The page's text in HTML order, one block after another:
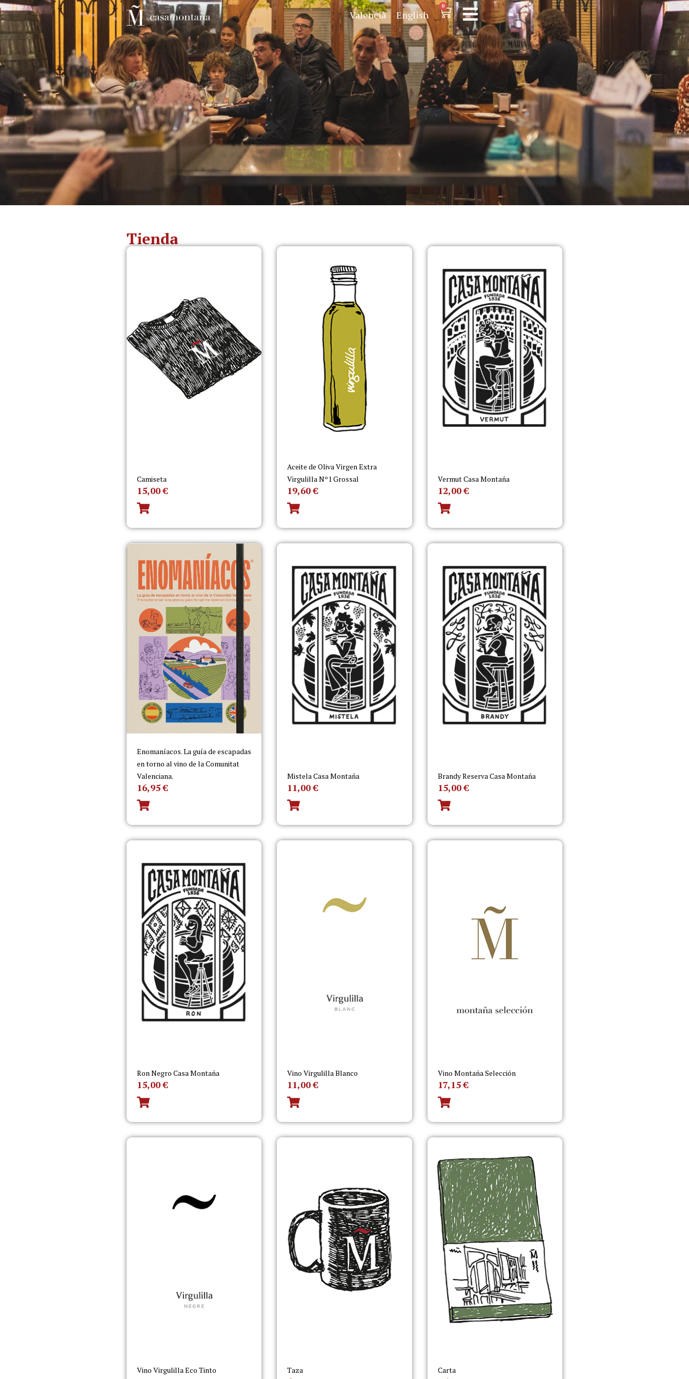
Valencià English
0
Tienda
Camiseta
15,00€
Aceite de Oliva Virgen Extra
Virgulilla Nº1 Grossal
19,60€
Vermut Casa Montaña
12,00€
Enomaníacos. La guía de escapadas
en torno al vino de la Comunitat
Valenciana.
16,95€
Mistela Casa Montaña
11,00€
Brandy Reserva Casa Montaña
15,00€
Ron Negro Casa Montaña
15,00€
Vino Virgulilla Blanco
11,00€
Vino Montaña Selección
17,15€
Vino Virgulilla Eco Tinto Taza Carta